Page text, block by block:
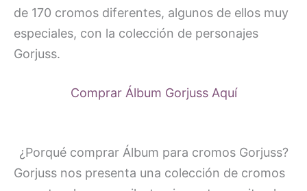
de 170 cromos diferentes, algunos de ellos muy
especiales, con la colección de personajes
Gorjuss.
Comprar Álbum Gorjuss Aquí
¿Porqué comprar Álbum para cromos Gorjuss?
Gorjuss nos presenta una colección de cromos